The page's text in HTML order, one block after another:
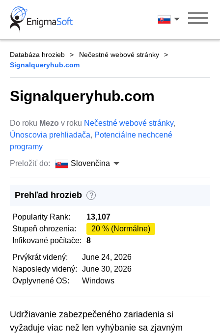
Skip
content
Slovenčina
Databáza hrozieb
Nečestné webové stránky
Signalqueryhub.com
Signalqueryhub.com
Do roku Mezo v roku Nečestné webové stránky,
Únoscovia prehliadača, Potenciálne nechcené
programy
Preložiť do:
Slovenčina
Prehľad hrozieb ?
Popularity Rank:
13,107
Stupeň ohrozenia:
20 % (Normálne)
Infikované počítače:
8
Prvýkrát videný:
June 24, 2026
Naposledy videný:
June 30, 2026
Ovplyvnené OS:
Windows
Udržiavanie zabezpečeného zariadenia si
vyžaduje viac než len vyhýbanie sa zjavným